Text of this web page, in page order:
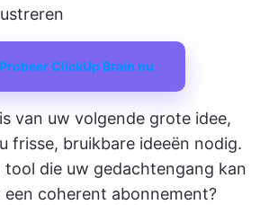
Probeer ClickUp Brain nu
van uw volgende grote idee,
frisse, bruikbare ideeën nodig.
tool die uw gedachtengang kan
coherent abonnement?